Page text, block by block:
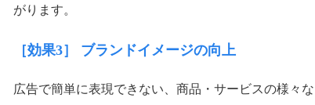
がります。
［効果3］ ブランドイメージの向上
広告で簡単に表現できない、商品・サービスの様々